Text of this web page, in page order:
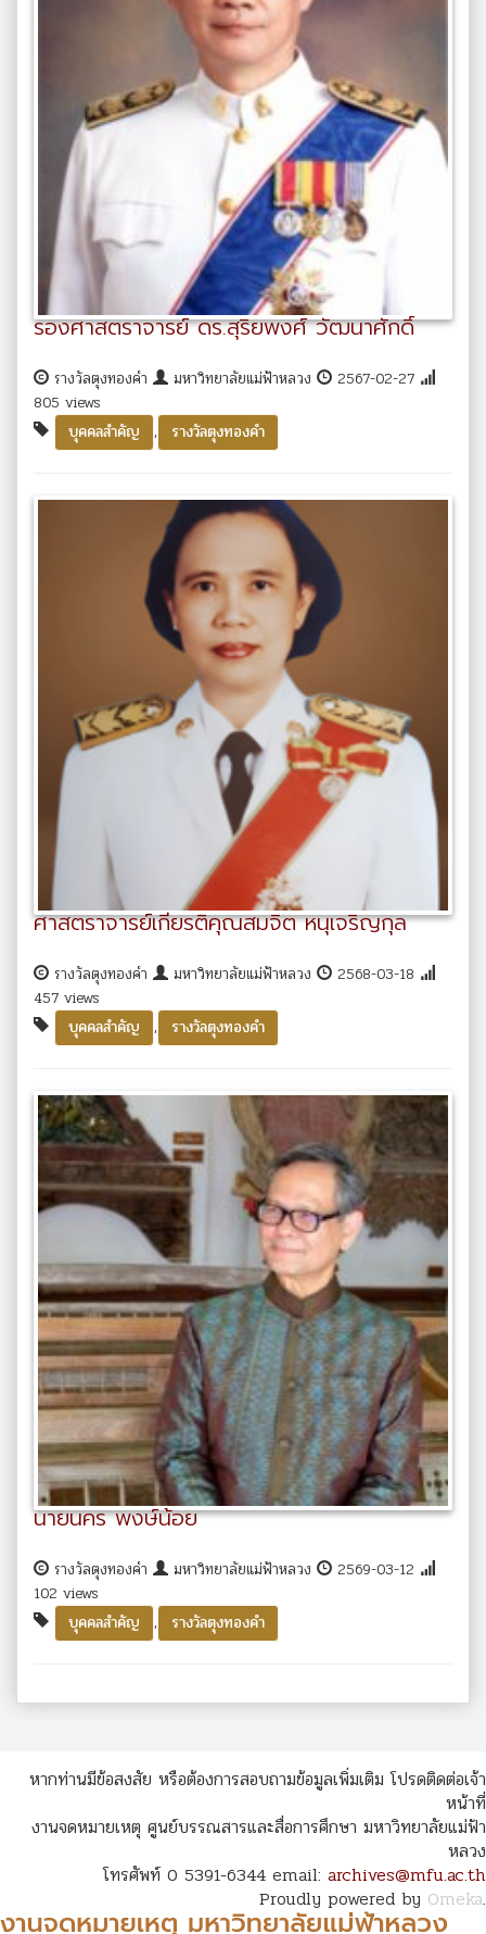
รองศาสตราจารย์ ดร.สุริยพงศ์ วัฒนาศักดิ์
รางวัลตุงทองคำ มหาวิทยาลัยแม่ฟ้าหลวง
2567-02-27
805 views
บุคคลสำคัญ
, รางวัลตุงทองคำ
ศาสตราจารย์เกียรติคุณสมจิต หนุเจริญกุล
รางวัลตุงทองคำ มหาวิทยาลัยแม่ฟ้าหลวง
2568-03-18
457 views
บุคคลสำคัญ
, รางวัลตุงทองคำ
นายนคร พงษ์น้อย
รางวัลตุงทองคำ มหาวิทยาลัยแม่ฟ้าหลวง
2569-03-12
102 views
บุคคลสำคัญ
, รางวัลตุงทองคำ
หากท่านมีข้อสงสัย หรือต้องการสอบถามข้อมูลเพิ่มเติม โปรดติดต่อเจ้า
หน้าที่
งานจดหมายเหตุ ศูนย์บรรณสารและสื่อการศึกษา มหาวิทยาลัยแม่ฟ้า
หลวง
โทรศัพท์ 0 5391-6344 email: archives@mfu.ac.th
Proudly powered by Omeka.